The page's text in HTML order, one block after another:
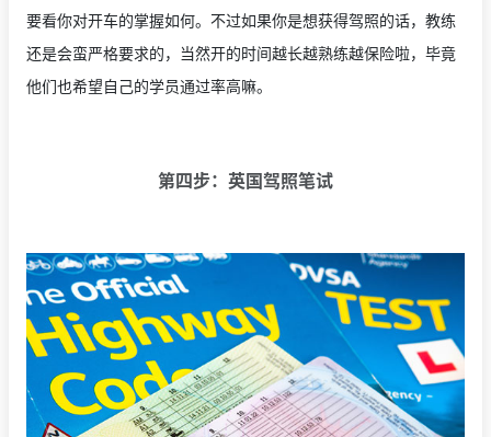
要看你对开车的掌握如何。不过如果你是想获得驾照的话，教练
还是会蛮严格要求的，当然开的时间越长越熟练越保险啦，毕竟
他们也希望自己的学员通过率高嘛。
第四步：英国驾照笔试